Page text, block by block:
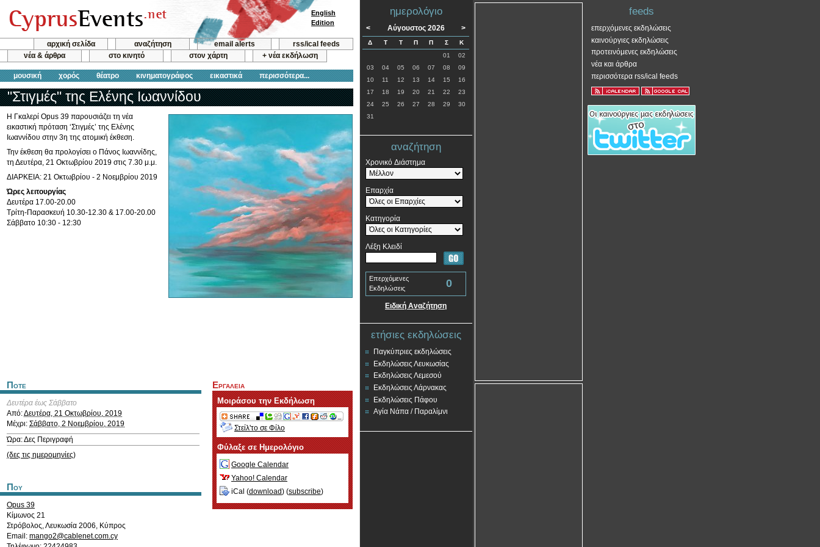
αρχική σελίδα αναζήτηση email alerts
rss/ical feeds
νέα & άρθρα
στο κινητό στον χάρτη + νέα εκδήλωση
μουσική χορός θέατρο κινηματογράφος εικαστικά περισσότερα...
English
Edition
"Στιγμές" της Ελένης Ιωαννίδου
Η Γκαλερί Opus 39 παρουσιάζει τη νέα
εικαστική πρόταση ‘Στιγμές’ της Ελένης
Ιωαννίδου στην 3η της ατομική έκθεση.
Την έκθεση θα προλογίσει ο Πάνος Ιωαννίδης,
τη Δευτέρα, 21 Οκτωβρίου 2019 στις 7.30 μ.μ.
ΔΙΑΡΚΕΙΑ: 21 Οκτωβρίου - 2 Νοεμβρίου 2019
Ώρες λειτουργίας
Δευτέρα 17.00-20.00
Τρίτη-Παρασκευή 10.30-12.30 & 17.00-20.00
Σάββατο 10:30 - 12:30
Ποτε
Δευτέρα έως Σάββατο
Από:Δευτέρα, 21 Οκτωβρίου, 2019
Μέχρι: Σάββατο, 2 Νοεμβρίου, 2019
Ώρα: Δες Περιγραφή
(δες τις ημερομηνίες)
Που
Opus 39
Κίμωνος 21
Στρόβολος,Λευκωσία 2006, Κύπρος
Email: mango2@cablenet.com.cy
Εργαλεια
Μοιράσου την Εκδήλωση
Στείλ'το σε Φίλο
Φύλαξε σε Ημερολόγιο
Google Calendar
Yahoo! Calendar
iCal (download) (subscribe)
ημερολόγιο
< Αύγουστος 2026 >
Δ Τ Τ Π Π Σ
Κ
01
02
03
04 05 06 07 08
09
10
11 12 13 14 15
16
17
18 19 20 21 22
23
24
25 26 27 28 29
30
31
αναζήτηση
Χρονικό Διάστημα
Επαρχία
Κατηγορία
Λέξη Κλειδί
Επερχόμενες
Εκδηλώσεις
0
Ειδική Αναζήτηση
ετήσιες εκδηλώσεις
Παγκύπριες εκδηλώσεις
Εκδηλώσεις Λευκωσίας
Εκδηλώσεις Λεμεσού
Εκδηλώσεις Λάρνακας
Εκδηλώσεις Πάφου
Αγία Νάπα / Παραλίμνι
feeds
επερχόμενες εκδηλώσεις
καινούργιες εκδηλώσεις
προτεινόμενες εκδηλώσεις
νέα και άρθρα
περισσότερα rss/ical feeds